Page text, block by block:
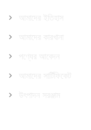
আমাদের ইতিহাস
আমাদের কারখানা
পণ্যের আবেদন
আমাদের সার্টিফিকেট
উৎপাদন সরঞ্জাম